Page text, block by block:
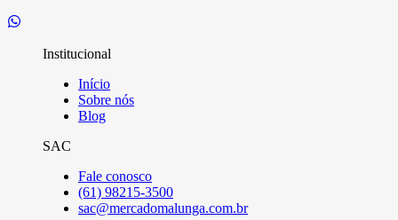
Institucional
Início
Sobre nós
Blog
SAC
Fale conosco
(61) 98215-3500
sac@mercadomalunga.com.br